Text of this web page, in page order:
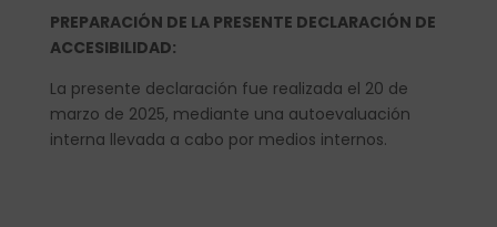
PREPARACIÓN DE LA PRESENTE DECLARACIÓN DE
ACCESIBILIDAD:
La presente declaración fue realizada el 20 de
marzo de 2025, mediante una autoevaluación
interna llevada a cabo por medios internos.